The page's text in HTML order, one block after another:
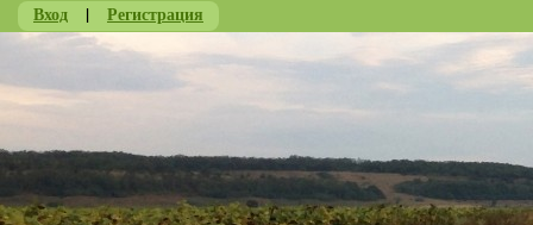
Вход | Регистрация